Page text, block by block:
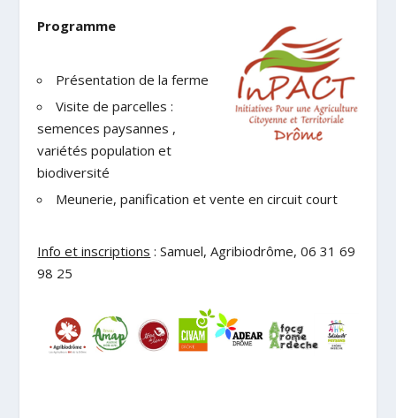
Programme
Présentation de la ferme
Visite de parcelles :
semences paysannes ,
variétés population et
biodiversité
Meunerie, panification et vente en circuit court
Info et inscriptions : Samuel, Agribiodrôme, 06 31 69
98 25